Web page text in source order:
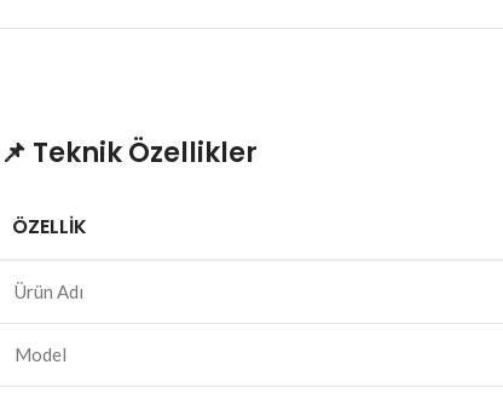
📌 Teknik Özellikler
ÖZELLIK
Ürün Adı
Model